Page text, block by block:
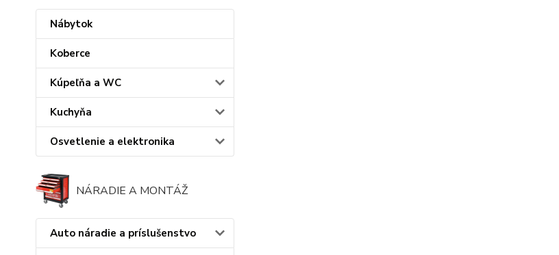
Nábytok
Koberce
Kúpeľňa a WC
Kuchyňa
Osvetlenie a elektronika
NÁRADIE A MONTÁŽ
Auto náradie a príslušenstvo